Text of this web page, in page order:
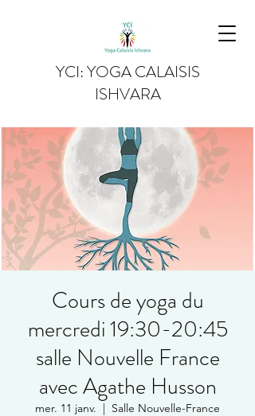
YCI: YOGA CALAISIS
ISHVARA
Cours de yoga du
mercredi 19:30-20:45
salle Nouvelle France
avec Agathe Husson
mer. 11 janv.
  |
Salle Nouvelle-France